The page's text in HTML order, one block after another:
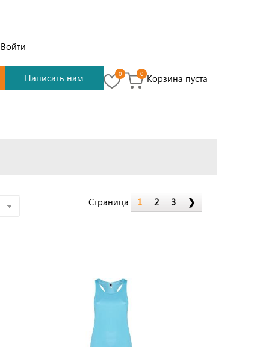
Войти
Написать нам 0 0 Корзина пуста
Страница 1 2 3 ❯